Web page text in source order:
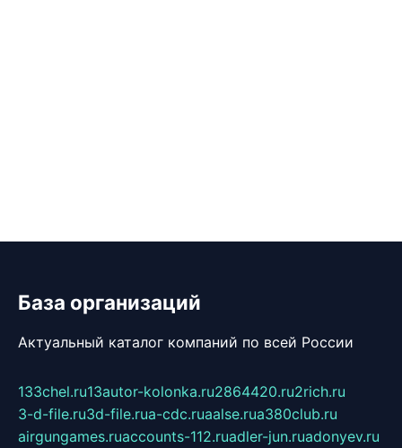
База организаций
Актуальный каталог компаний по всей России
133chel.ru13autor-kolonka.ru2864420.ru2rich.ru
3-d-file.ru3d-file.rua-cdc.ruaalse.rua380club.ru
airgungames.ruaccounts-112.ruadler-jun.ruadonyev.ru